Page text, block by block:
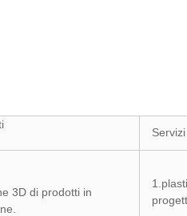
3D di prodotti in